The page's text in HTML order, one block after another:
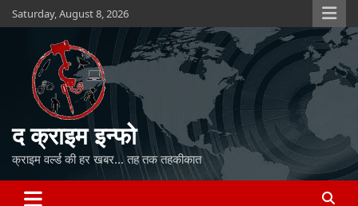
Skip
to
Saturday, August 8, 2026
द क्राइम इन्फो
क्राइम वर्ल्ड की हर खबर… तह तक तहकीकात